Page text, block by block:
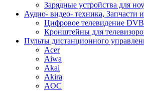
Зарядные устройства для
Аудио- видео- техника, Запчасти
Цифровое телевидение
Кронштейны для
Пульты дистанционного
Acer
Aiwa
Akai
Akira
AOC